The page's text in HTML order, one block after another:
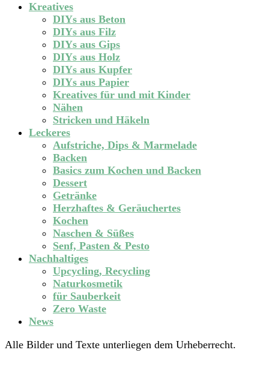
Kreatives
DIYs aus Beton
DIYs aus Filz
DIYs aus Gips
DIYs aus Holz
DIYs aus Kupfer
DIYs aus Papier
Kreatives für und mit Kinder
Nähen
Stricken und Häkeln
Leckeres
Aufstriche, Dips & Marmelade
Backen
Basics zum Kochen und Backen
Dessert
Getränke
Herzhaftes & Geräuchertes
Kochen
Naschen & Süßes
Senf, Pasten & Pesto
Nachhaltiges
Upcycling, Recycling
Naturkosmetik
für Sauberkeit
Zero Waste
News
Alle Bilder und Texte unterliegen dem Urheberrecht.